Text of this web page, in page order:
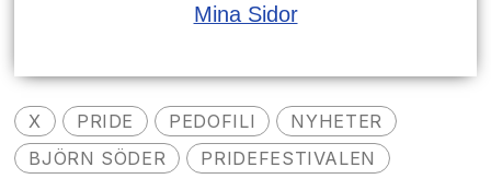
Mina Sidor
X PRIDE PEDOFILI
NYHETER
BJÖRN SÖDER
PRIDEFESTIVALEN